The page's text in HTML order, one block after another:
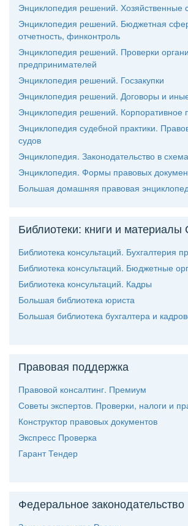
Энциклопедия решений. Хозяйственные
Энциклопедия решений. Бюджетная
отчетность, финконтроль
Энциклопедия решений. Проверки
предпринимателей
Энциклопедия решений. Госзакупки
Энциклопедия решений. Договоры и
Энциклопедия решений. Корпоративное
Энциклопедия судебной практики.
судо
Энциклопедия. Законодательство в
Энциклопедия. Формы правовых
Большая домашняя правовая
Библиотеки: книги и
Библиотека консультаций. Бухгалтерия
Библиотека консультаций. Бюджетные
Библиотека консультаций. Кадры
Большая библиотека юриста
Большая библиотека бухгалтера и
Правовая поддержка
Правовой консалтинг. Премиум
Советы экспертов. Проверки, налоги и
Конструктор правовых документо
Экспресс Проверка
Гарант Тендер
Федеральное законодательство